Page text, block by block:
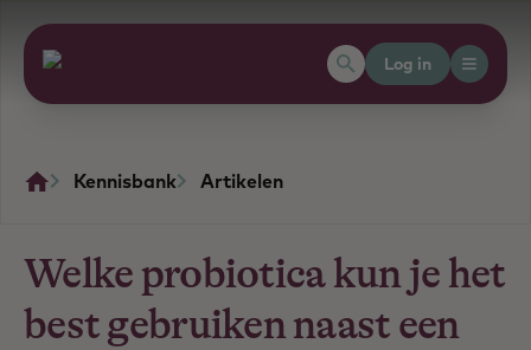
Log in
Kennisbank Artikelen
Welke probiotica kun je het
best gebruiken naast een